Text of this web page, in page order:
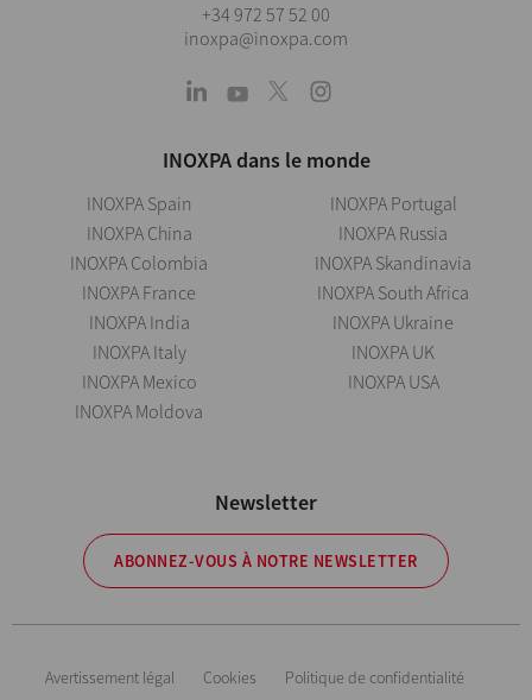
+34 972 57 52 00
inoxpa@inoxpa.com
INOXPA dans le monde
INOXPA Spain
INOXPA China
INOXPA Colombia
INOXPA France
INOXPA India
INOXPA Italy
INOXPA Mexico
INOXPA Moldova
INOXPA Portugal
INOXPA Russia
INOXPA Skandinavia
INOXPA South Africa
INOXPA Ukraine
INOXPA UK
INOXPA USA
Newsletter
ABONNEZ-VOUS À NOTRE NEWSLETTER
Avertissement légal Cookies
Politique de confidentialité